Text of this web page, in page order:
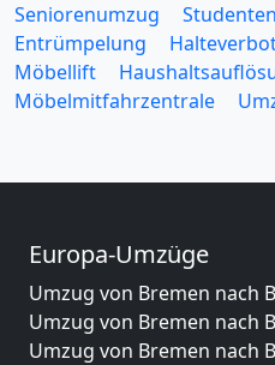
Seniorenumzug
Entrümpelung
Möbellift
Möbelmitfahrzentrale
Europa-Umzüge
Umzug von Bremen nach
Umzug von Bremen nach
Umzug von Bremen nach